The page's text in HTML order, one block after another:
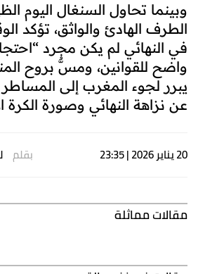
وبينما تحاول السنغال اليوم
الطرف الهادئ والواثق، تؤكد
في النهائي لم يكن مجرد
واضح للقوانين، ومسٌّ بروح
يبرر لجوء المغرب إلى المساطر
عن نزاهة النهائي وصورة الكرة
20 يناير 2026 | 23:35 بقلم
مقالات مماثلة